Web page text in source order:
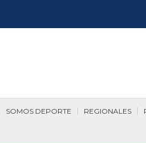
REGIONALES
SOMOS DEPORTE